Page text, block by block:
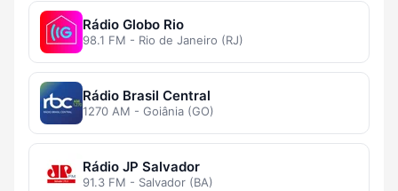
Rádio Globo Rio
98.1 FM - Rio de Janeiro (RJ)
Rádio Brasil Central
1270 AM - Goiânia (GO)
Rádio JP Salvador
91.3 FM - Salvador (BA)